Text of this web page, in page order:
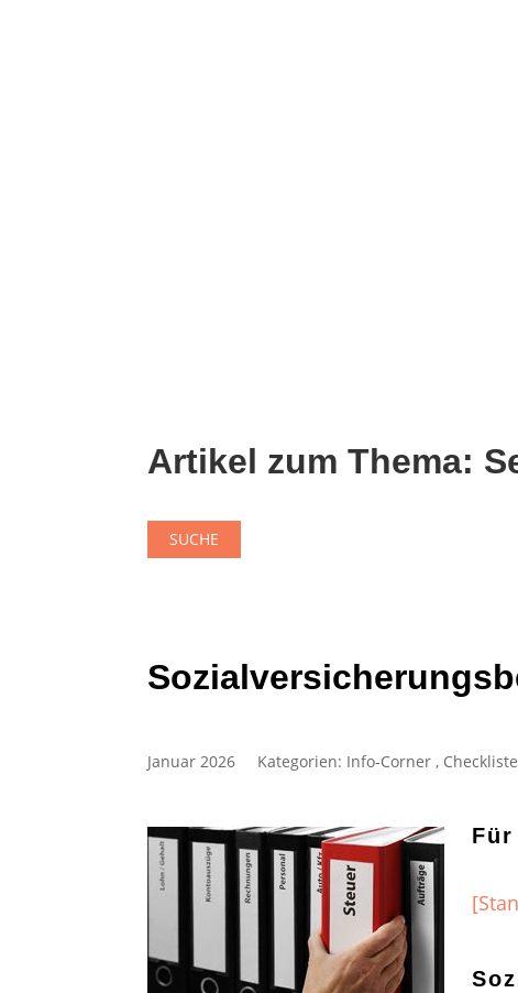
Artikel zum Thema:
SUCHE
Januar 2026 Kategorien: Info-Corner ,